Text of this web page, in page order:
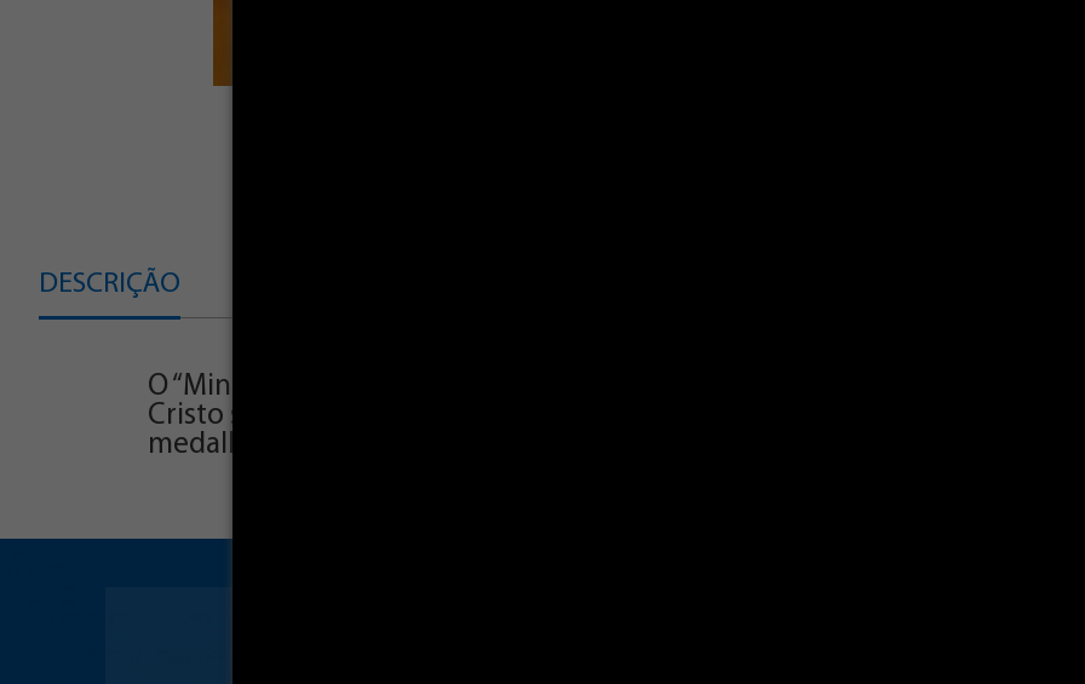
DESCRIÇÃO
O “Minilivro São Bento” convida-nos a estar na companhia deste santo
Cristo seja nossa luz e proteção e nos guie na busca da santidade.
medalha de São Bento.